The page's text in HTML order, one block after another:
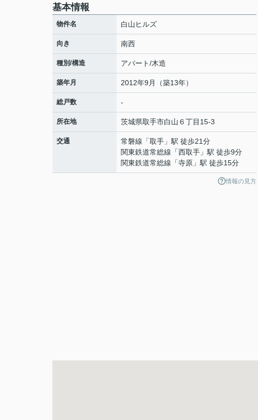
基本情報
物件名 白山ヒルズ
向き 南西
種別/構造 アパート/木造
築年月 2012年9月（築13年）
総戸数 -
所在地 茨城県取手市白山 ６丁目15-3
交通 常磐線 「取手 」駅 徒歩21分
関東鉄道常総線 「西取手 」駅 徒歩9分
関東鉄道常総線 「寺原 」駅 徒歩15分
情報の見方